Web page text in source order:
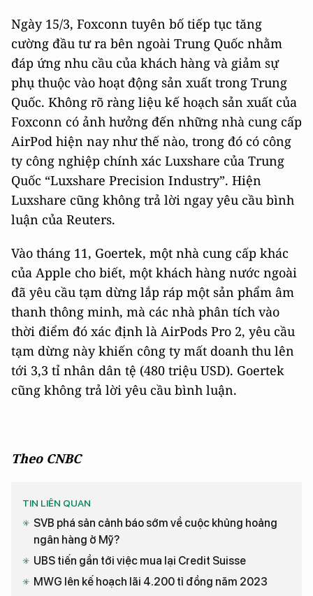
Ngày 15/3, Foxconn tuyên bố tiếp tục tăng
cường đầu tư ra bên ngoài Trung Quốc nhằm
đáp ứng nhu cầu của khách hàng và giảm sự
phụ thuộc vào hoạt động sản xuất trong Trung
Quốc. Không rõ ràng liệu kế hoạch sản xuất của
Foxconn có ảnh hưởng đến những nhà cung cấp
AirPod hiện nay như thế nào, trong đó có công
ty công nghiệp chính xác Luxshare của Trung
Quốc “Luxshare Precision Industry”. Hiện
Luxshare cũng không trả lời ngay yêu cầu bình
luận của Reuters.
Vào tháng 11, Goertek, một nhà cung cấp khác
của Apple cho biết, một khách hàng nước ngoài
đã yêu cầu tạm dừng lắp ráp một sản phẩm âm
thanh thông minh, mà các nhà phân tích vào
thời điểm đó xác định là AirPods Pro 2, yêu cầu
tạm dừng này khiến công ty mất doanh thu lên
tới 3,3 tỉ nhân dân tệ (480 triệu USD). Goertek
cũng không trả lời yêu cầu bình luận.
Theo CNBC
TIN LIÊN QUAN
SVB phá sản cảnh báo sớm về cuộc khủng hoảng
ngân hàng ở Mỹ?
UBS tiến gần tới việc mua lại Credit Suisse
MWG lên kế hoạch lãi 4.200 tỉ đồng năm 2023